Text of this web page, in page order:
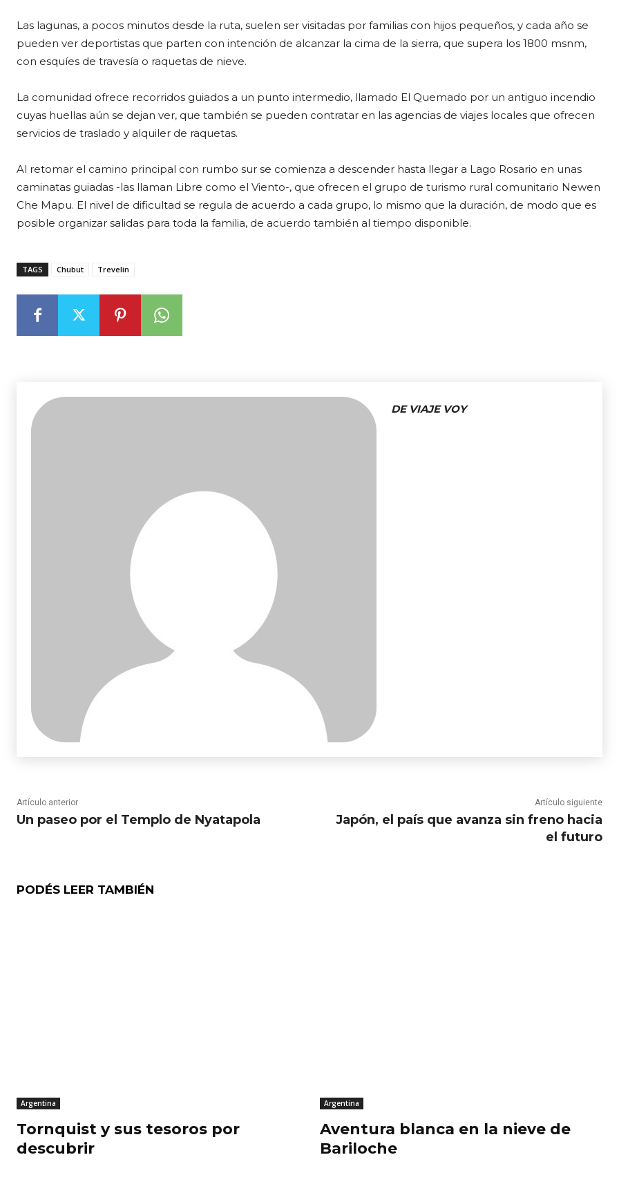
Las lagunas, a pocos minutos desde la ruta, suelen ser visitadas por familias con hijos pequeños, y cada año se
pueden ver deportistas que parten con intención de alcanzar la cima de la sierra, que supera los 1800 msnm,
con esquíes de travesía o raquetas de nieve.
La comunidad ofrece recorridos guiados a un punto intermedio, llamado El Quemado por un antiguo incendio
cuyas huellas aún se dejan ver, que también se pueden contratar en las agencias de viajes locales que ofrecen
servicios de traslado y alquiler de raquetas.
Al retomar el camino principal con rumbo sur se comienza a descender hasta llegar a Lago Rosario en unas
caminatas guiadas -las llaman Libre como el Viento-, que ofrecen el grupo de turismo rural comunitario Newen
Che Mapu. El nivel de dificultad se regula de acuerdo a cada grupo, lo mismo que la duración, de modo que es
posible organizar salidas para toda la familia, de acuerdo también al tiempo disponible.
TAGS Chubut Trevelin
DE VIAJE VOY
Artículo anterior
Un paseo por el Templo de Nyatapola
Artículo siguiente
Japón, el país que avanza sin freno hacia
el futuro
PODÉS LEER TAMBIÉN
Argentina
Tornquist y sus tesoros por
descubrir
Argentina
Aventura blanca en la nieve de
Bariloche